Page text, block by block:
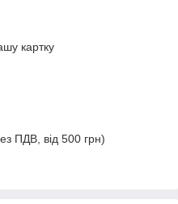
картку
ПДВ, від 500 грн)